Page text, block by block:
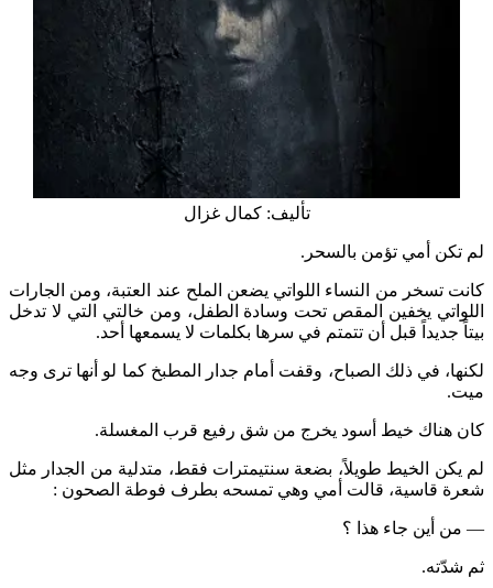
تأليف: كمال غزال
لم تكن أمي تؤمن بالسحر.
كانت تسخر من النساء اللواتي يضعن الملح عند العتبة، ومن الجارات
اللواتي يخفين المقص تحت وسادة الطفل، ومن خالتي التي لا تدخل
بيتاً جديداً قبل أن تتمتم في سرها بكلمات لا يسمعها أحد.
لكنها، في ذلك الصباح، وقفت أمام جدار المطبخ كما لو أنها ترى وجه
ميت.
كان هناك خيط أسود يخرج من شق رفيع قرب المغسلة.
لم يكن الخيط طويلاً، بضعة سنتيمترات فقط، متدلية من الجدار مثل
شعرة قاسية، قالت أمي وهي تمسحه بطرف فوطة الصحون :
— من أين جاء هذا ؟
ثم شدّته.